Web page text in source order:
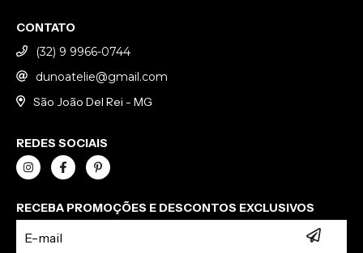
CONTATO
(32) 9 9966-0744
dunoatelie@gmail.com
São João Del Rei - MG
REDES SOCIAIS
RECEBA PROMOÇÕES E DESCONTOS EXCLUSIVOS